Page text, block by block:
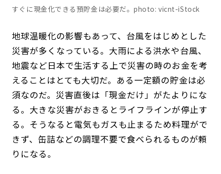
すぐに現金化できる預貯金は必要だ。photo: vicnt-iStock
地球温暖化の影響もあって、台風をはじめとした
災害が多くなっている。大雨による洪水や台風、
地震など日本で生活する上で災害の時のお金を考
えることはとても大切だ。ある一定額の貯金は必
須なのだ。災害直後は「現金だけ」がたよりにな
る。大きな災害がおきるとライフラインが停止す
る。そうなると電気もガスも止まるため料理がで
きず、缶詰などの調理不要で食べられるものが頼
りになる。